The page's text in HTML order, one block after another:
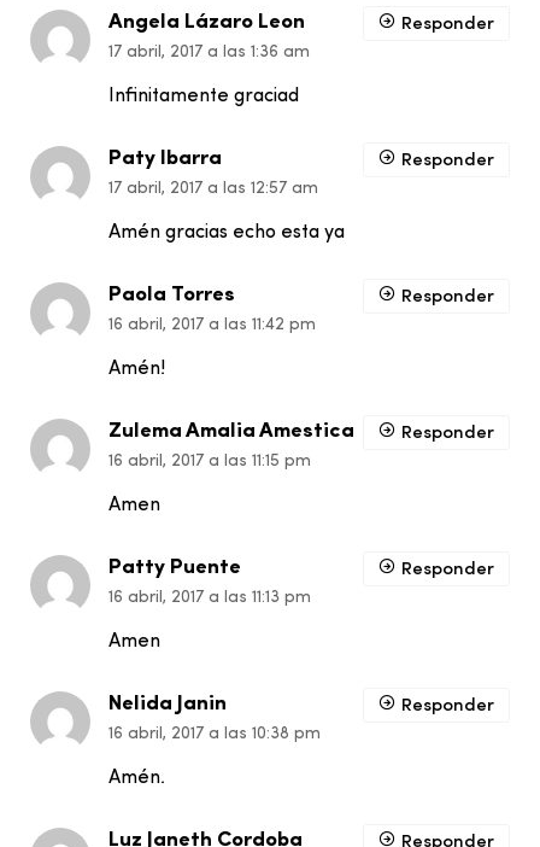
Angela Lázaro Leon
17 abril, 2017 a las 1:36 am
Infinitamente graciad
Responder
Paty Ibarra
17 abril, 2017 a las 12:57 am
Amén gracias echo esta ya
Responder
Paola Torres
16 abril, 2017 a las 11:42 pm
Amén!
Responder
Zulema Amalia Amestica
16 abril, 2017 a las 11:15 pm
Amen
Responder
Patty Puente
16 abril, 2017 a las 11:13 pm
Amen
Responder
Nelida Janin
16 abril, 2017 a las 10:38 pm
Amén.
Responder
Luz Janeth Cordoba Responder